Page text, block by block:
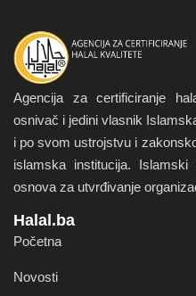
Agencija za certificiranje
osnivač i jedini vlasnik
i po svom ustrojstvu i
islamska institucija.
osnova za utvrđivanje
Halal.ba
Početna
Novosti